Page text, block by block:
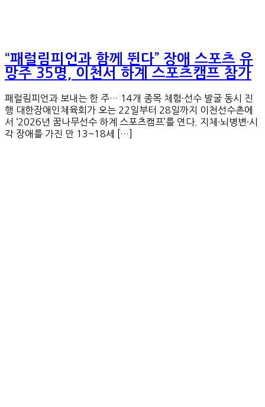
“패럴림피언과 함께 뛴다” 장애 스포츠 유
망주 35명, 이천서 하계 스포츠캠프 참가
패럴림피언과 보내는 한 주… 14개 종목 체험·선수 발굴 동시 진
행 대한장애인체육회가 오는 22일부터 28일까지 이천선수촌에
서 ‘2026년 꿈나무선수 하계 스포츠캠프’를 연다. 지체·뇌병변·시
각 장애를 가진 만 13~18세 […]